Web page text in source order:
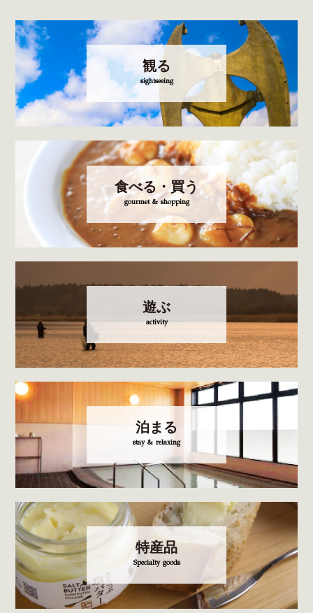
観る
sightseeing
食べる・買う
gourmet & shopping
遊ぶ
activity
泊まる
stay & relaxing
特産品
Specialty goods